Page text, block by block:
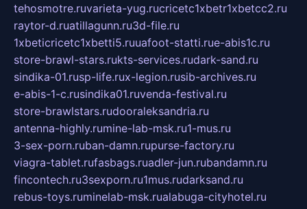
tehosmotre.ruvarieta-yug.rucricetc1xbetr1xbetcc2.ru
raytor-d.ruatillagunn.ru3d-file.ru
1xbeticricetc1xbetti5.ruuafoot-statti.rue-abis1c.ru
store-brawl-stars.rukts-services.rudark-sand.ru
sindika-01.rusp-life.rux-legion.rusib-archives.ru
e-abis-1-c.rusindika01.ruvenda-festival.ru
store-brawlstars.rudooraleksandria.ru
antenna-highly.rumine-lab-msk.ru1-mus.ru
3-sex-porn.ruban-damn.rupurse-factory.ru
viagra-tablet.rufasbags.ruadler-jun.rubandamn.ru
fincontech.ru3sexporn.ru1mus.rudarksand.ru
rebus-toys.ruminelab-msk.rualabuga-cityhotel.ru